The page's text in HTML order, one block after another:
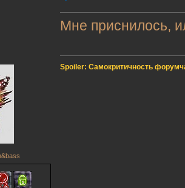
Мне приснилось,
Spoiler: Самокритичность